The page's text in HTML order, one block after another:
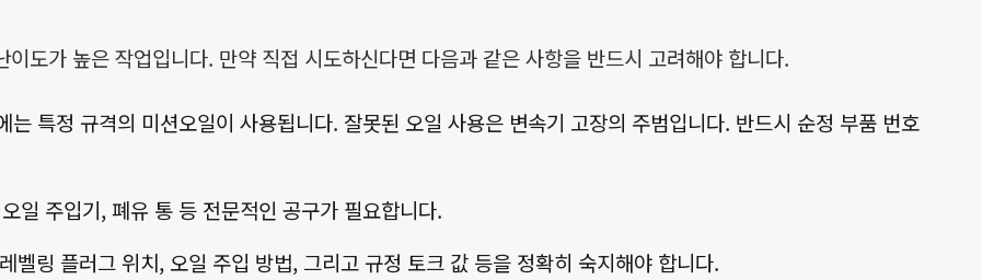
가 높은 작업입니다. 만약 직접 시도하신다면 다음과 같은 사항을 반드시 고려해야 합니다.
특정 규격의 미션오일이 사용됩니다. 잘못된 오일 사용은 변속기 고장의 주범입니다. 반드시 순정 부품 번호
일 주입기, 폐유 통 등 전문적인 공구가 필요합니다.
벨링 플러그 위치, 오일 주입 방법, 그리고 규정 토크 값 등을 정확히 숙지해야 합니다.